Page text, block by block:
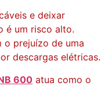
e deixar
é um risco alto.
o prejuízo de uma
descargas elétricas.
600 atua como o